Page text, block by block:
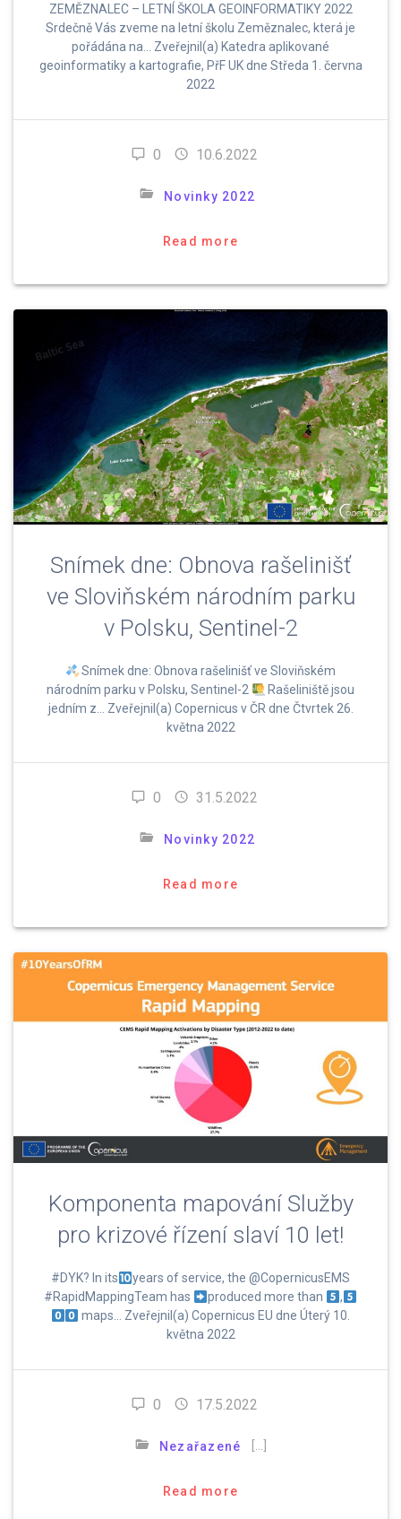
ZEMĚZNALEC –⁠ LETNÍ ŠKOLA GEOINFORMATIKY 2022
Srdečně Vás zveme na letní školu Zeměznalec, která je
pořádána na… Zveřejnil(a) Katedra aplikované
geoinformatiky a kartografie, PřF UK dne Středa 1. června
2022
0 10.6.2022
Novinky 2022
Read more
Snímek dne: Obnova rašelinišť
ve Sloviňském národním parku
v Polsku, Sentinel-2
Snímek dne: Obnova rašelinišť ve Sloviňském
národním parku v Polsku, Sentinel-2
Rašeliniště jsou
jedním z… Zveřejnil(a) Copernicus v ČR dne Čtvrtek 26.
května 2022
0 31.5.2022
Novinky 2022
Read more
Komponenta mapování Služby
pro krizové řízení slaví 10 let!
#DYK? In its
years of service, the @CopernicusEMS
#RapidMappingTeam has
produced more than
,
maps… Zveřejnil(a) Copernicus EU dne Úterý 10.
května 2022
0 17.5.2022
Nezařazené
Read more